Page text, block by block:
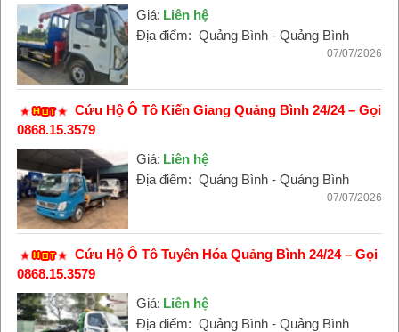
Giá: Liên hệ
Địa điểm: Quảng Bình - Quảng Bình
07/07/2026
Cứu Hộ Ô Tô Kiến Giang Quảng Bình 24/24 – Gọi
0868.15.3579
Giá: Liên hệ
Địa điểm: Quảng Bình - Quảng Bình
07/07/2026
Cứu Hộ Ô Tô Tuyên Hóa Quảng Bình 24/24 – Gọi
0868.15.3579
Giá: Liên hệ
Địa điểm: Quảng Bình - Quảng Bình